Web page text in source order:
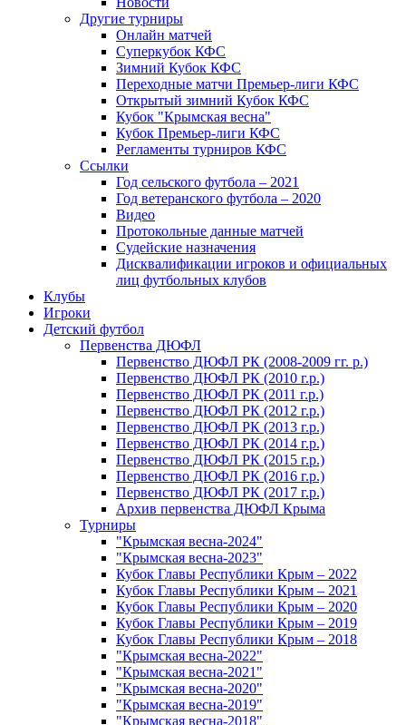
Другие турниры
Онлайн матчей
Суперкубок КФС
Зимний Кубок КФС
Переходные матчи Премьер-лиги КФС
Открытый зимний Кубок КФС
Кубок "Крымская весна"
Кубок Премьер-лиги КФС
Регламенты турниров КФС
Ссылки
Год сельского футбола – 2021
Год ветеранского футбола – 2020
Видео
Протокольные данные матчей
Судейские назначения
Дисквалификации игроков и официальных
лиц футбольных клубов
Клубы
Игроки
Детский футбол
Первенства ДЮФЛ
Первенство ДЮФЛ РК (2008-2009 гг. р.)
Первенство ДЮФЛ РК (2010 г.р.)
Первенство ДЮФЛ РК (2011 г.р.)
Первенство ДЮФЛ РК (2012 г.р.)
Первенство ДЮФЛ РК (2013 г.р.)
Первенство ДЮФЛ РК (2014 г.р.)
Первенство ДЮФЛ РК (2015 г.р.)
Первенство ДЮФЛ РК (2016 г.р.)
Первенство ДЮФЛ РК (2017 г.р.)
Архив первенства ДЮФЛ Крыма
Турниры
"Крымская весна-2024"
"Крымская весна-2023"
Кубок Главы Республики Крым – 2022
Кубок Главы Республики Крым – 2021
Кубок Главы Республики Крым – 2020
Кубок Главы Республики Крым – 2019
Кубок Главы Республики Крым – 2018
"Крымская весна-2022"
"Крымская весна-2021"
"Крымская весна-2020"
"Крымская весна-2019"
"Крымская весна-2018"